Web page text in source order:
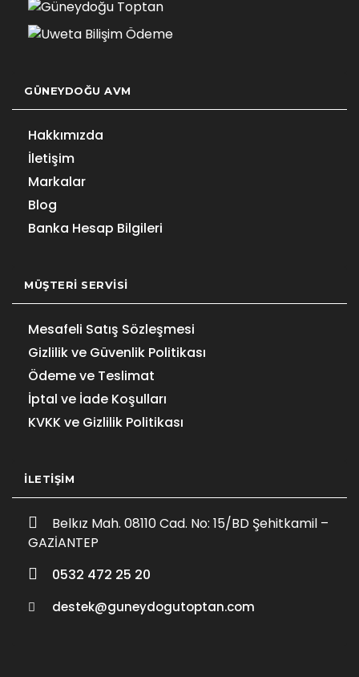
GÜNEYDOĞU AVM
Hakkımızda
İletişim
Markalar
Blog
Banka Hesap Bilgileri
MÜŞTERI SERVISI
Mesafeli Satış Sözleşmesi
Gizlilik ve Güvenlik Politikası
Ödeme ve Teslimat
İptal ve İade Koşulları
KVKK ve Gizlilik Politikası
İLETIŞIM
Belkız Mah. 08110 Cad. No: 15/BD Şehitkamil –
GAZİANTEP
0532 472 25 20
destek@guneydogutoptan.com